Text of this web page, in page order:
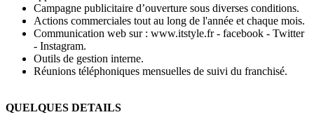
Campagne publicitaire d’ouverture sous diverses conditions.
Actions commerciales tout au long de l'année et chaque mois.
Communication web sur : www.itstyle.fr - facebook - Twitter
- Instagram.
Outils de gestion interne.
Réunions téléphoniques mensuelles de suivi du franchisé.
QUELQUES DETAILS